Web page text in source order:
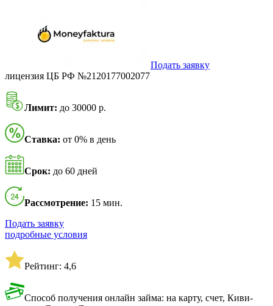
Подать заявку
лицензия ЦБ РФ №2120177002077
Лимит: до 30000 р.
Ставка: от 0% в день
Срок: до 60 дней
Рассмотрение: 15 мин.
Подать заявку
подробные условия
Рейтинг: 4,6
Способ получения онлайн займа: на карту, счет, Киви-